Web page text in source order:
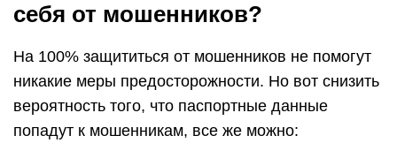
себя от мошенников?
На 100% защититься от мошенников не помогут
никакие меры предосторожности. Но вот снизить
вероятность того, что паспортные данные
попадут к мошенникам, все же можно: